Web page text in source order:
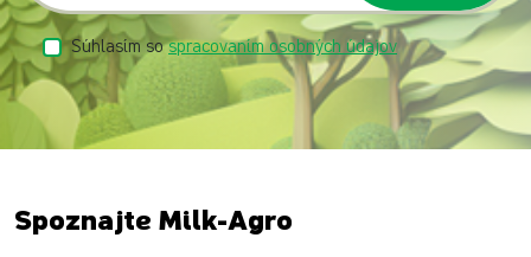
Súhlasím sospracovaním osobných údajov
Spoznajte Milk-Agro